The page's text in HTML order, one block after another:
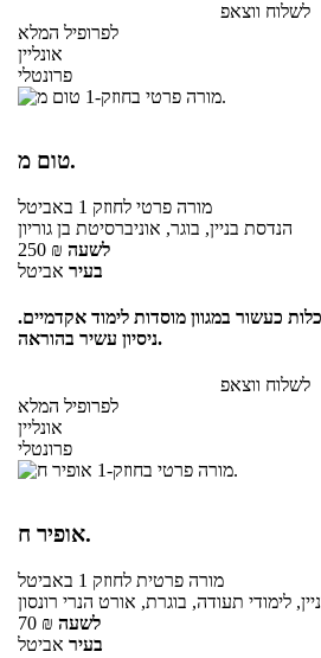
לשלוח ווצאפ
לפרופיל המלא
אונליין
פרונטלי
טום מ.
מורה פרטי לחוזק 1
באביטל
הנדסת בניין, בוגר, אוניברסיטת בן גוריון
250 ₪ לשעה
בעיר אביטל
כעשור במגוון מוסדות לימוד אקדמיים.
ניסיון עשיר בהוראה.
לשלוח ווצאפ
לפרופיל המלא
אונליין
פרונטלי
אופיר ח.
מורה פרטית לחוזק 1
באביטל
לימודי תעודה, בוגרת, אורט הנרי רונסון
70 ₪ לשעה
בעיר אביטל